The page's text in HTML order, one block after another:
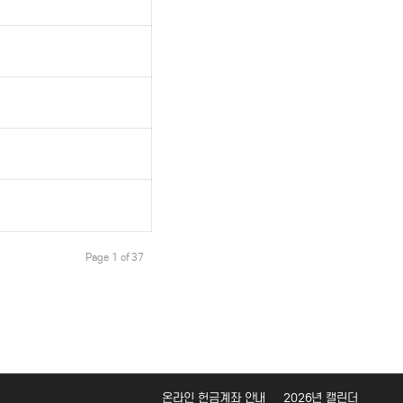
Page 1 of 37
온라인 헌금계좌 안내 2026년 캘린더